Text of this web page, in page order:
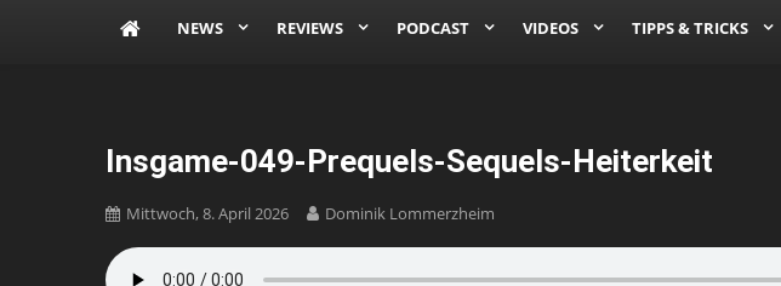
NEWS REVIEWS PODCAST VIDEOS TIPPS & TRICKS
Insgame-049-Prequels-Sequels-Heiterkeit
Mittwoch, 8. April 2026 Dominik Lommerzheim